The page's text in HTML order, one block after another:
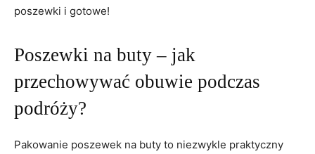
poszewki i gotowe!
Poszewki na buty – jak
przechowywać obuwie⁢ podczas
podróży?
Pakowanie poszewek na buty to‌ niezwykle praktyczny